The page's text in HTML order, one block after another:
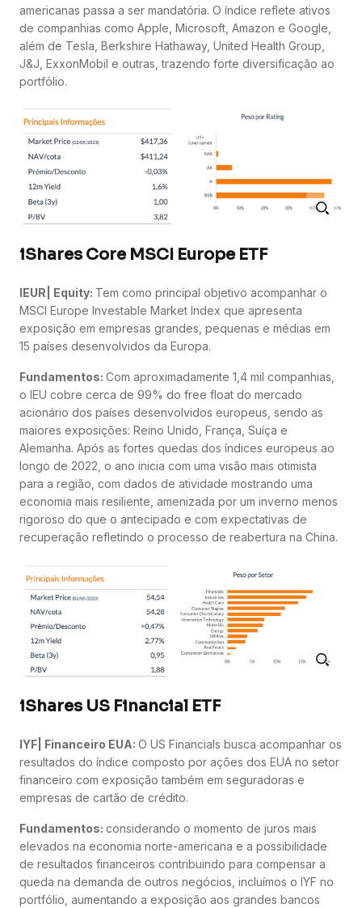
americanas passa a ser mandatória. O índice reflete ativos
de companhias como Apple, Microsoft, Amazon e Google,
além de Tesla, Berkshire Hathaway, United Health Group,
J&J, ExxonMobil e outras, trazendo forte diversificação ao
portfólio.
iShares Core MSCI Europe ETF
IEUR| Equity: Tem como principal objetivo acompanhar o
MSCI Europe Investable Market Index que apresenta
exposição em empresas grandes, pequenas e médias em
15 países desenvolvidos da Europa.
Fundamentos: Com aproximadamente 1,4 mil companhias,
o IEU cobre cerca de 99% do free float do mercado
acionário dos países desenvolvidos europeus, sendo as
maiores exposições: Reino Unido, França, Suíça e
Alemanha. Após as fortes quedas dos índices europeus ao
longo de 2022, o ano inicia com uma visão mais otimista
para a região, com dados de atividade mostrando uma
economia mais resiliente, amenizada por um inverno menos
rigoroso do que o antecipado e com expectativas de
recuperação refletindo o processo de reabertura na China.
iShares US Financial ETF
IYF| Financeiro EUA: O US Financials busca acompanhar os
resultados do índice composto por ações dos EUA no setor
financeiro com exposição também em seguradoras e
empresas de cartão de crédito.
Fundamentos: considerando o momento de juros mais
elevados na economia norte-americana e a possibilidade
de resultados financeiros contribuindo para compensar a
queda na demanda de outros negócios, incluímos o IYF no
portfólio, aumentando a exposição aos grandes bancos